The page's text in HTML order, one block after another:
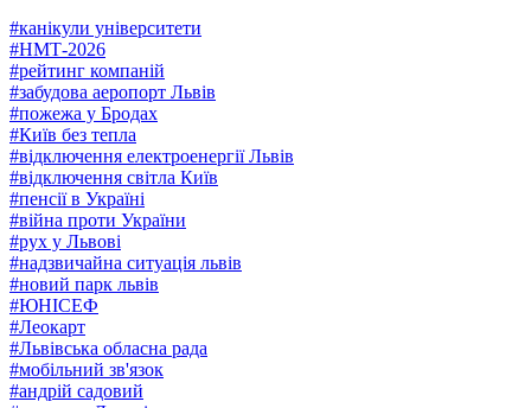
#канікули університети
#НМТ-2026
#рейтинг компаній
#забудова аеропорт Львів
#пожежа у Бродах
#Київ без тепла
#відключення електроенергії Львів
#відключення світла Київ
#пенсії в Україні
#війна проти України
#рух у Львові
#надзвичайна ситуація львів
#новий парк львів
#ЮНІСЕФ
#Леокарт
#Львівська обласна рада
#мобільний зв'язок
#андрій садовий